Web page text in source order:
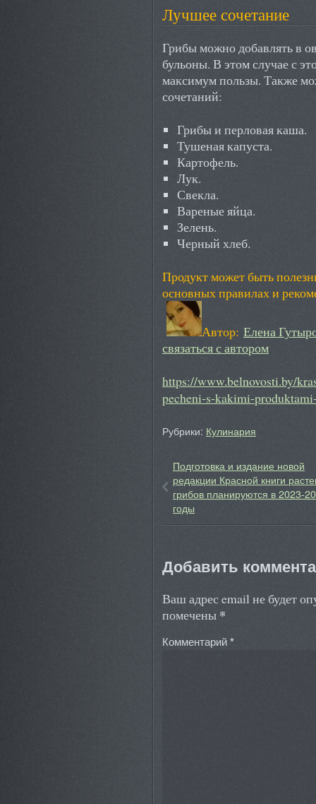
Лучшее сочетание
Грибы можно добавлять в
бульоны. В этом случае с
максимум пользы. Также
сочетаний:
Грибы и перловая каша.
Тушеная капуста.
Картофель.
Лук.
Свекла.
Вареные яйца.
Зелень.
Черный хлеб.
Продукт может быть
основных правилах и
Автор: Елена
связаться с автором
https://www.belnovosti.by/
pecheni-s-kakimi-
Рубрики: Кулинария
Подготовка и издание новой
редакции Красной книги
грибов планируются в 2023-
годы
Добавить
Ваш адрес email не будет
помечены *
Комментарий*